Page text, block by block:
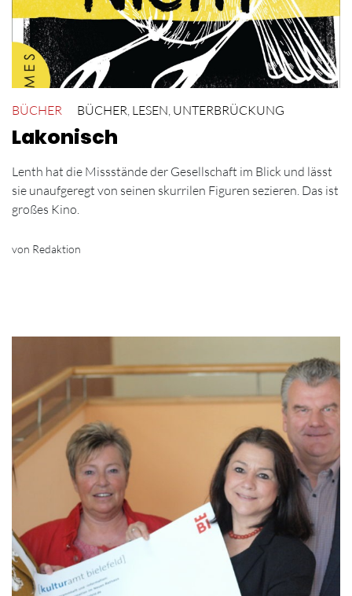
BÜCHER BÜCHER LESEN UNTERBRÜCKUNG
Lakonisch
Lenth hat die Missstände der Gesellschaft im Blick und lässt
sie unaufgeregt von seinen skurrilen Figuren sezieren. Das ist
großes Kino.
von Redaktion